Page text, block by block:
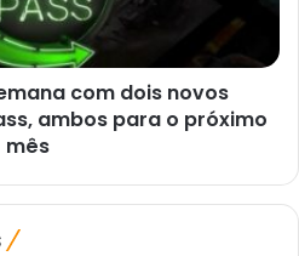
com dois novos
ambos para o próximo
mês